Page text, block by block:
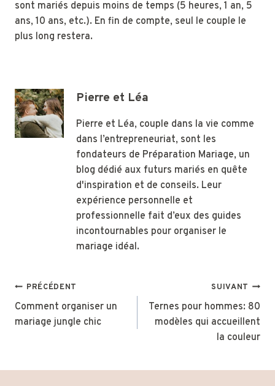
sont mariés depuis moins de temps (5 heures, 1 an, 5
ans, 10 ans, etc.). En fin de compte, seul le couple le
plus long restera.
Pierre et Léa
Pierre et Léa, couple dans la vie comme
dans l’entrepreneuriat, sont les
fondateurs de Préparation Mariage, un
blog dédié aux futurs mariés en quête
d'inspiration et de conseils. Leur
expérience personnelle et
professionnelle fait d’eux des guides
incontournables pour organiser le
mariage idéal.
Navigation
de
l’article
PRÉCÉDENT
Comment organiser un
mariage jungle chic
SUIVANT
Ternes pour hommes: 80
modèles qui accueillent
la couleur